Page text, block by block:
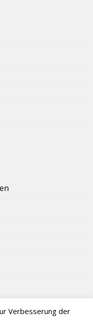
Verbesserung der